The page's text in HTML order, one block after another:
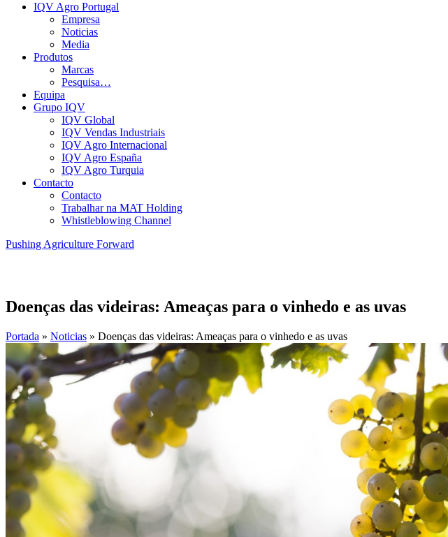
IQV Agro Portugal
Empresa
Noticias
Media
Produtos
Marcas
Pesquisa…
Equipa
Grupo IQV
IQV Global
IQV Vendas Industriais
IQV Agro Internacional
IQV Agro España
IQV Agro Turquia
Contacto
Contacto
Trabalhar na MAT Holding
Whistleblowing Channel
Pushing Agriculture Forward
Doenças das videiras: Ameaças para o vinhedo e as uvas
Portada » Noticias » Doenças das videiras: Ameaças para o vinhedo e as uvas